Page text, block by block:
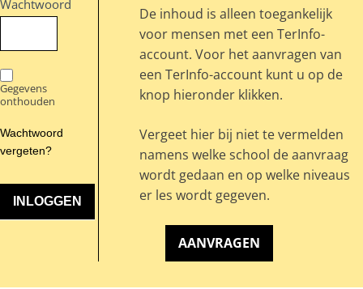
Wachtwoord
Gegevens
onthouden
Wachtwoord
vergeten?
De inhoud is alleen toegankelijk
voor mensen met een TerInfo-
account. Voor het aanvragen van
een TerInfo-account kunt u op de
knop hieronder klikken.
Vergeet hier bij niet te vermelden
namens welke school de aanvraag
wordt gedaan en op welke niveaus
er les wordt gegeven.
AANVRAGEN